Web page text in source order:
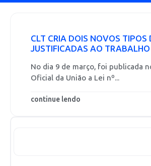
CLT CRIA DOIS NOVOS TIPOS
JUSTIFICADAS AO TRABALHO
No dia 9 de março, foi publicada
Oficial da União a Lei nº...
continue lendo